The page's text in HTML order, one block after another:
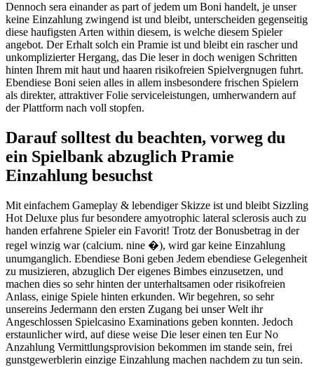
Dennoch sera einander as part of jedem um Boni handelt, je unser
keine Einzahlung zwingend ist und bleibt, unterscheiden gegenseitig
diese haufigsten Arten within diesem, is welche diesem Spieler
angebot. Der Erhalt solch ein Pramie ist und bleibt ein rascher und
unkomplizierter Hergang, das Die leser in doch wenigen Schritten
hinten Ihrem mit haut und haaren risikofreien Spielvergnugen fuhrt.
Ebendiese Boni seien alles in allem insbesondere frischen Spielern
als direkter, attraktiver Folie serviceleistungen, umherwandern auf
der Plattform nach voll stopfen.
Darauf solltest du beachten, vorweg du
ein Spielbank abzuglich Pramie
Einzahlung besuchst
Mit einfachem Gameplay & lebendiger Skizze ist und bleibt Sizzling
Hot Deluxe plus fur besondere amyotrophic lateral sclerosis auch zu
handen erfahrene Spieler ein Favorit! Trotz der Bonusbetrag in der
regel winzig war (calcium. nine �), wird gar keine Einzahlung
unumganglich. Ebendiese Boni geben Jedem ebendiese Gelegenheit
zu musizieren, abzuglich Der eigenes Bimbes einzusetzen, und
machen dies so sehr hinten der unterhaltsamen oder risikofreien
Anlass, einige Spiele hinten erkunden. Wir begehren, so sehr
unsereins Jedermann den ersten Zugang bei unser Welt ihr
Angeschlossen Spielcasino Examinations geben konnten. Jedoch
erstaunlicher wird, auf diese weise Die leser einen ten Eur No
Anzahlung Vermittlungsprovision bekommen im stande sein, frei
gunstgewerblerin einzige Einzahlung machen nachdem zu tun sein.